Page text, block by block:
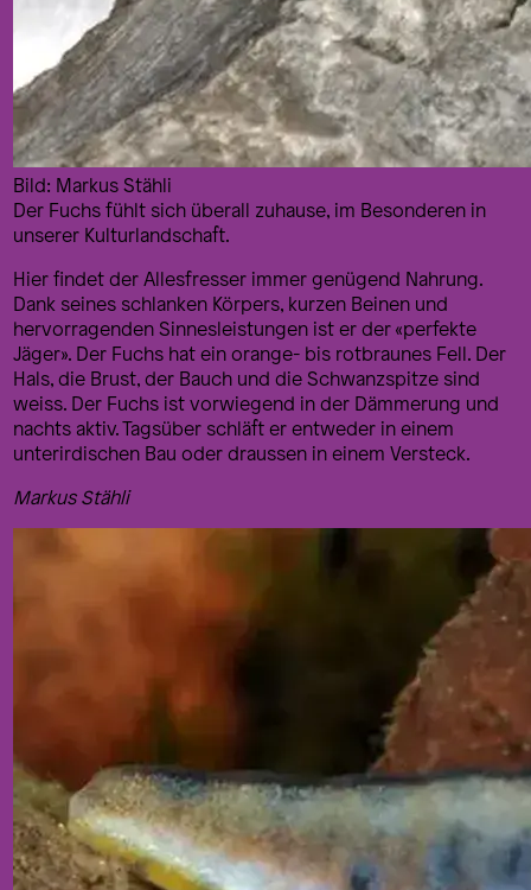
Bild: Markus Stähli
Der Fuchs fühlt sich überall zuhause, im Besonderen in
unserer Kulturlandschaft.
Hier findet der Allesfresser immer genügend Nahrung.
Dank seines schlanken Körpers, kurzen Beinen und
hervorragenden Sinnesleistungen ist er der «perfekte
Jäger». Der Fuchs hat ein orange- bis rotbraunes Fell. Der
Hals, die Brust, der Bauch und die Schwanzspitze sind
weiss. Der Fuchs ist vorwiegend in der Dämmerung und
nachts aktiv. Tagsüber schläft er entweder in einem
unterirdischen Bau oder draussen in einem Versteck.
Markus Stähli